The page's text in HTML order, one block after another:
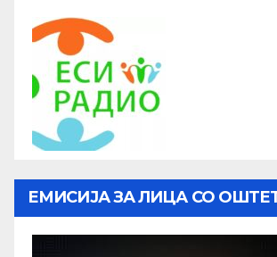
ЕМИСИЈА ЗА ЛИЦА СО